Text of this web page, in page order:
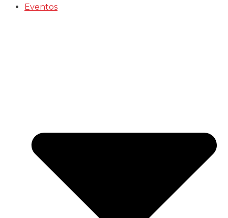
Eventos